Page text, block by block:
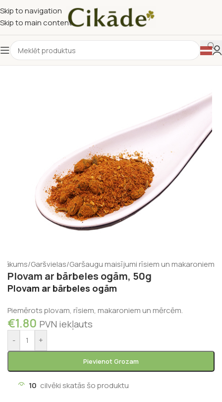
Skip to navigation
Skip to main content
Sākums/Garšvielas/Garšaugu maisījumi rīsiem un makaroniem
Plovam ar bārbeles ogām, 50g
Plovam ar bārbeles ogām
Piemērots plovam, rīsiem, makaroniem un mērcēm.
€1.80 PVN iekļauts
- +
Pievienot Grozam
10 cilvēki skatās šo produktu